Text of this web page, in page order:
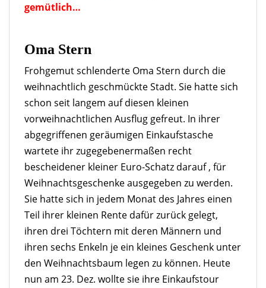
gemütlich…
Oma Stern
Frohgemut schlenderte Oma Stern durch die
weihnachtlich geschmückte Stadt. Sie hatte sich
schon seit langem auf diesen kleinen
vorweihnachtlichen Ausflug gefreut. In ihrer
abgegriffenen geräumigen Einkaufstasche
wartete ihr zugegebenermaßen recht
bescheidener kleiner Euro-Schatz darauf , für
Weihnachtsgeschenke ausgegeben zu werden.
Sie hatte sich in jedem Monat des Jahres einen
Teil ihrer kleinen Rente dafür zurück gelegt,
ihren drei Töchtern mit deren Männern und
ihren sechs Enkeln je ein kleines Geschenk unter
den Weihnachtsbaum legen zu können. Heute
nun am 23. Dez. wollte sie ihre Einkaufstour